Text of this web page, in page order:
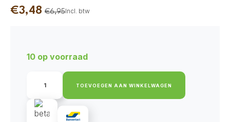
€6,95
Oorspronkelijke
€6,95.
€3,48
Huidige
€3,48.
Incl. btw
10 op voorraad
Trainingshapjes
100
gr
aantal
TOEVOEGEN AAN WINKELWAGEN